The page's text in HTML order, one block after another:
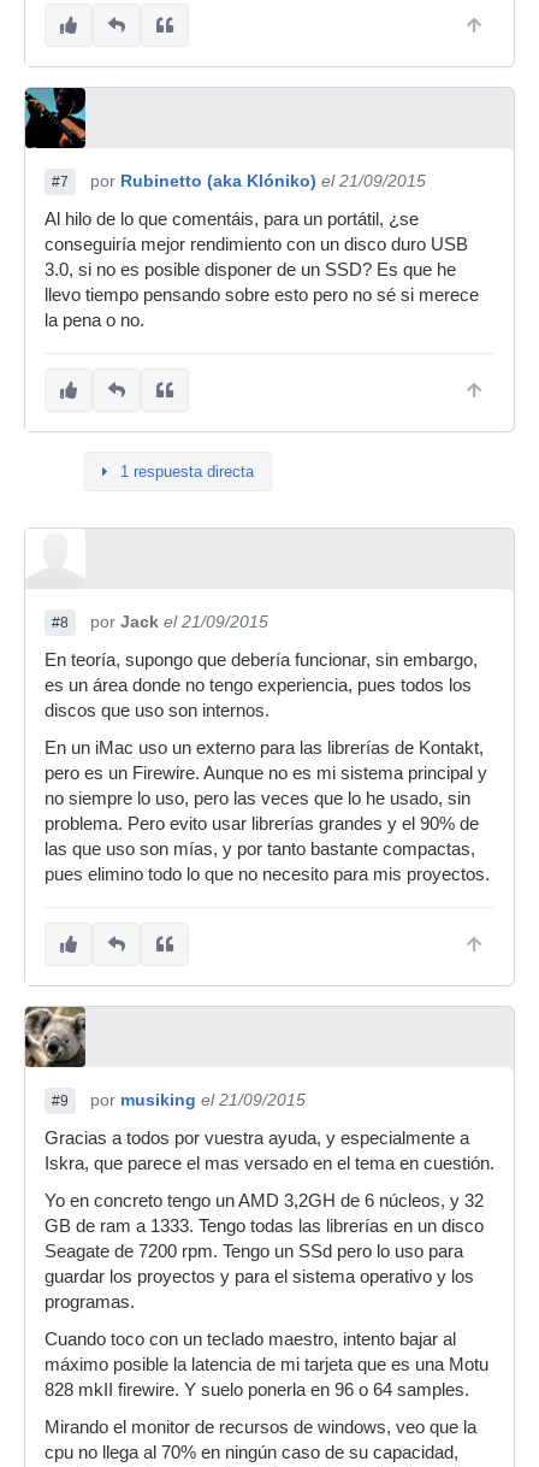
#7 por Rubinetto (aka Klóniko) el 21/09/2015
Al hilo de lo que comentáis, para un portátil, ¿se
conseguiría mejor rendimiento con un disco duro USB
3.0, si no es posible disponer de un SSD? Es que he
llevo tiempo pensando sobre esto pero no sé si merece
la pena o no.
1 respuesta directa
#8 por Jack el 21/09/2015
En teoría, supongo que debería funcionar, sin embargo,
es un área donde no tengo experiencia, pues todos los
discos que uso son internos.
En un iMac uso un externo para las librerías de Kontakt,
pero es un Firewire. Aunque no es mi sistema principal y
no siempre lo uso, pero las veces que lo he usado, sin
problema. Pero evito usar librerías grandes y el 90% de
las que uso son mías, y por tanto bastante compactas,
pues elimino todo lo que no necesito para mis proyectos.
#9 por musiking el 21/09/2015
Gracias a todos por vuestra ayuda, y especialmente a
Iskra, que parece el mas versado en el tema en cuestión.
Yo en concreto tengo un AMD 3,2GH de 6 núcleos, y 32
GB de ram a 1333. Tengo todas las librerías en un disco
Seagate de 7200 rpm. Tengo un SSd pero lo uso para
guardar los proyectos y para el sistema operativo y los
programas.
Cuando toco con un teclado maestro, intento bajar al
máximo posible la latencia de mi tarjeta que es una Motu
828 mkII firewire. Y suelo ponerla en 96 o 64 samples.
Mirando el monitor de recursos de windows, veo que la
cpu no llega al 70% en ningún caso de su capacidad,